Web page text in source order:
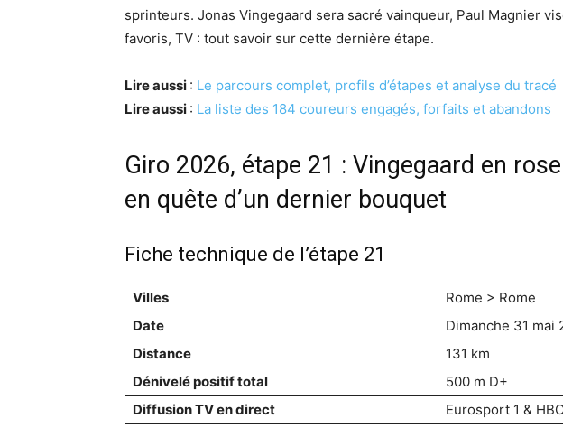
sprinteurs. Jonas Vingegaard sera sacré vainqueur, Paul Magnier
favoris, TV : tout savoir sur cette dernière étape.
Lire aussi : Le parcours complet, profils d’étapes et analyse du tracé
Lire aussi : La liste des 184 coureurs engagés, forfaits et abandons
Giro 2026, étape 21 : Vingegaard en
en quête d’un dernier bouquet
Fiche technique de l’étape 21
Villes
Rome > Rome
Date
Dimanche 31 mai
Distance
131 km
Dénivelé positif total
500 m D+
Diffusion TV en direct
Eurosport 1 &